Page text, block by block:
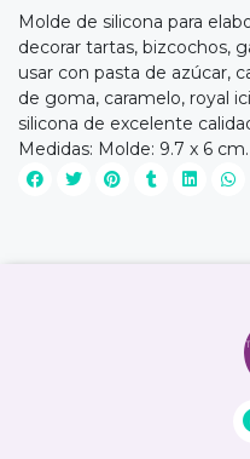
Molde de silicona para
decorar tartas, bizcochos,
usar con pasta de azúcar,
de goma, caramelo, royal
silicona de excelente
Medidas: Molde: 9.7 x 6 cm.